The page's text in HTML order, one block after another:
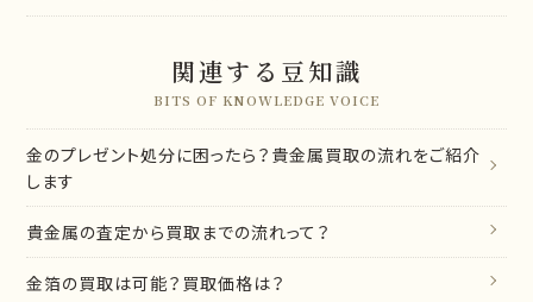
関連する豆知識
BITS OF KNOWLEDGE VOICE
金のプレゼント処分に困ったら？貴金属買取の流れをご紹介
します
貴金属の査定から買取までの流れって？
金箔の買取は可能？買取価格は？